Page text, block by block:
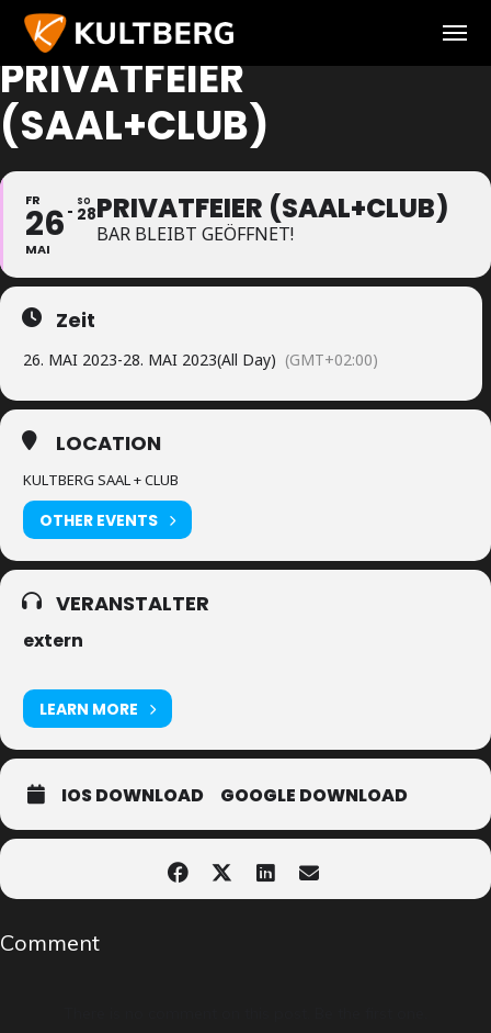
PRIVATFEIER
(SAAL+CLUB)
FR
26
MAI
SO
28PRIVATFEIER (SAAL+CLUB)
BAR BLEIBT GEÖFFNET!
Zeit
26. MAI 2023-28. MAI 2023(All Day) (GMT+02:00)
LOCATION
KULTBERG SAAL + CLUB
OTHER EVENTS
VERANSTALTER
extern
LEARN MORE
IOS DOWNLOAD GOOGLE DOWNLOAD
Comment